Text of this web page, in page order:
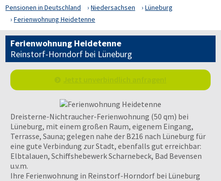
Pensionen in Deutschland Niedersachsen
Lüneburg
Ferienwohnung Heidetenne
Ferienwohnung Heidetenne
Reinstorf-Horndorf bei Lüneburg
Dreisterne-Nichtraucher-Ferienwohnung (50 qm) bei
Lüneburg, mit einem großen Raum, eigenem Eingang,
Terrasse, Sauna; gelegen nahe der B216 nach Lüneburg für
eine gute Verbindung zur Stadt, ebenfalls gut erreichbar:
Elbtalauen, Schiffshebewerk Scharnebeck, Bad Bevensen
u.v.m.
Ihre Ferienwohnung in Reinstorf-Horndorf bei Lüneburg